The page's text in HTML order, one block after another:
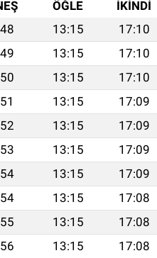
ÖĞLE İKINDI
13:15 17:10
13:15 17:10
13:15 17:10
13:15 17:09
13:15 17:09
13:15 17:09
13:15 17:09
13:15 17:08
13:15 17:08
13:15 17:08